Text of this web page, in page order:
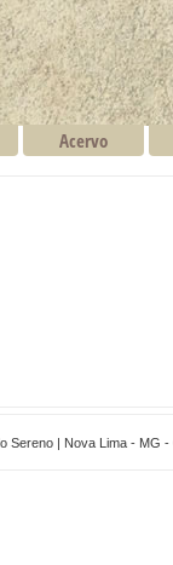
Acervo
Sereno | Nova Lima - MG